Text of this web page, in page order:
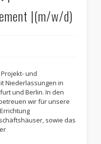
|(m/w/d)
und
Niederlassungen in
und Berlin. In den
wir für unsere
sowie das